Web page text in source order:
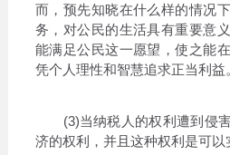
而，预先知晓在什么样的情况
务，对公民的生活具有重要意
能满足公民这一愿望，使之能
凭个人理性和智慧追求正当利益
(3)当纳税人的权利遭到侵害
济的权利，并且这种权利是可以